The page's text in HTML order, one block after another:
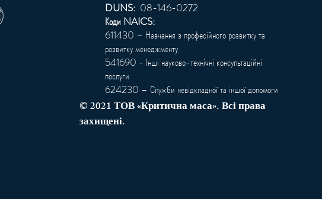
DUNS: 08-146-0272
Коди NAICS:
611430 – Навчання з професійного розвитку та
розвитку менеджменту
541690 - Інші науково-технічні консультаційні
послуги
624230 – Служби невідкладної та іншої допомоги
© 2021 ТОВ «Критична маса». Всі права
захищені.